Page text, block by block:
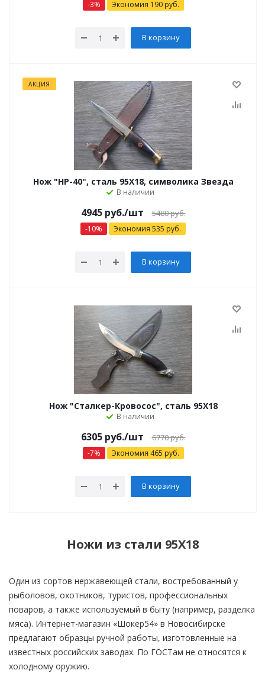
-3% Экономия 190руб.
В корзину
АКЦИЯ
Нож "НР-40", сталь 95Х18, символика Звезда
В наличии
4945 руб./шт 5480 руб.
-10% Экономия 535 руб.
В корзину
Нож "Сталкер-Кровосос", сталь 95Х18
В наличии
6305 руб./шт 6770 руб.
-7% Экономия 465 руб.
В корзину
Ножи из стали 95Х18
Один из сортов нержавеющей стали, востребованный у
рыболовов, охотников, туристов, профессиональных
поваров, а также используемый в быту (например, разделка
мяса). Интернет-магазин «Шокер54» в Новосибирске
предлагают образцы ручной работы, изготовленные на
известных российских заводах. По ГОСТам не относятся к
холодному оружию.